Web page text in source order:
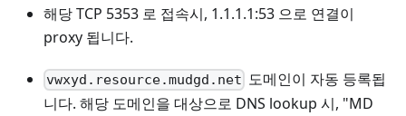
해당 TCP 5353 로 접속시, 1.1.1.1:53 으로 연결이
proxy 됩니다.
vwxyd.resource.mudgd.net 도메인이 자동 등록됩
니다. 해당 도메인을 대상으로 DNS lookup 시, "MD